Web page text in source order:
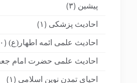
پیشین (۳)
احادیث پزشکی (۱)
احادیث علمی ائمه اطهار(ع) (۱۰)
احادیث علمی حضرت امام
احیای تمدن نوین اسلامی (۱)